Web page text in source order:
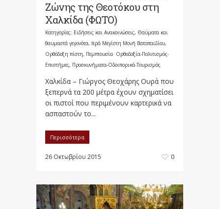
Ζώνης της Θεοτόκου στη
Χαλκίδα (ΦΩΤΟ)
Κατηγορίες: Ειδήσεις και Ανακοινώσεις, Θαύματα και
θαυμαστά γεγονότα, Ιερά Μεγίστη Μονή Βατοπαιδίου,
Ορθόδοξη πίστη, Πεμπτουσία· Ορθοδοξία-Πολιτισμός-
Επιστήμες, Προσκυνήματα-Οδοιπορικά-Τουρισμός
Χαλκίδα – Γιώργος Θεοχάρης Ουρά που
ξεπερνά τα 200 μέτρα έχουν σχηματίσει
οι πιστοί που περιμένουν καρτερικά να
ασπαστούν το...
Περισσότερα
26 Οκτωβρίου 2015 0